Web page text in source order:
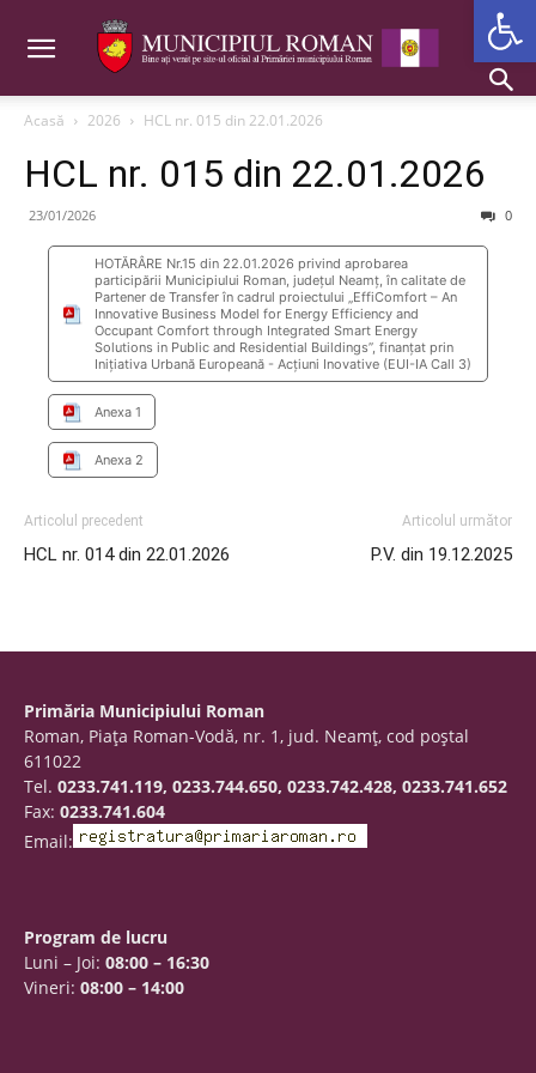
Acasă 2026 HCL nr. 015 din 22.01.2026
HCL nr. 015 din 22.01.2026
23/01/2026 0
HOTĂRÂRE Nr.15 din 22.01.2026 privind aprobarea
participării Municipiului Roman, județul Neamț, în calitate de
Partener de Transfer în cadrul proiectului „EffiComfort – An
Innovative Business Model for Energy Efficiency and
Occupant Comfort through Integrated Smart Energy
Solutions in Public and Residential Buildings”, finanțat prin
Inițiativa Urbană Europeană - Acțiuni Inovative (EUI-IA Call 3)
Anexa 1
Anexa 2
Articolul precedent
HCL nr. 014 din 22.01.2026
Articolul următor
P.V. din 19.12.2025
Primăria Municipiului Roman
Roman, Piaţa Roman-Vodă, nr. 1, jud. Neamţ, cod poştal
611022
Tel. 0233.741.119, 0233.744.650, 0233.742.428, 0233.741.652
Fax: 0233.741.604
Email:
Program de lucru
Luni – Joi: 08:00 – 16:30
Vineri: 08:00 – 14:00